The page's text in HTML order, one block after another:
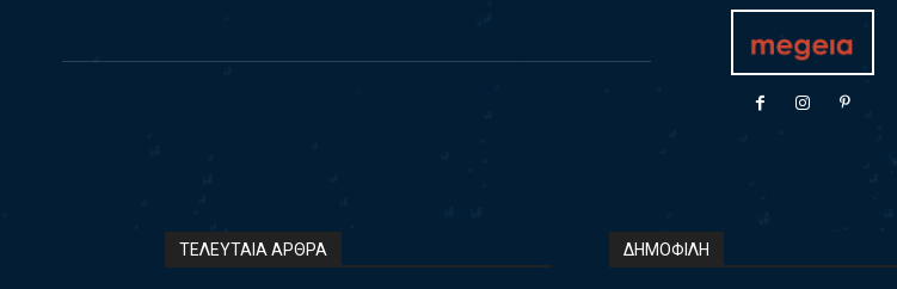
ΤΕΛΕΥΤΑΙΑ ΑΡΘΡΑ ΔΗΜΟΦΙΛΗ